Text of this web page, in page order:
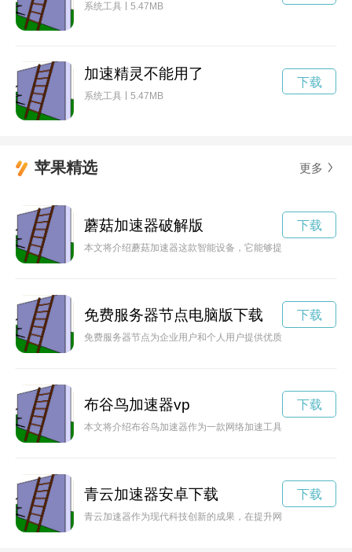
系统工具 5.47MB
加速精灵不能用了
系统工具 5.47MB
下载
苹果精选 更多
蘑菇加速器破解版
本文将介绍蘑菇加速器这款智能设备，它能够提升人们的生活
下载
免费服务器节点电脑版下载
免费服务器节点为企业用户和个人用户提供优质的云服务，服
下载
布谷鸟加速器vp
本文将介绍布谷鸟加速器作为一款网络加速工具的重要性。它
下载
青云加速器安卓下载
青云加速器作为现代科技创新的成果，在提升网络速度方面发
下载